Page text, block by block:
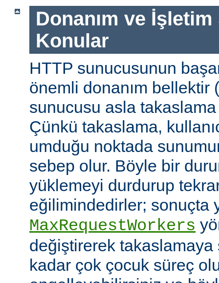
Donanım ve
Konular
HTTP sunucusunun
önemli donanım bellektir
sunucusu asla takaslama
Çünkü takaslama,
umduğu noktada
sebep olur. Böyle bir
yüklemeyi durdurup
eğilimindedirler; sonuçta
MaxRequestWorkers
değiştirerek
kadar çok çocuk süreç